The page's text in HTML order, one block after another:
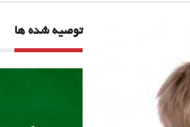
توصیه شده ها